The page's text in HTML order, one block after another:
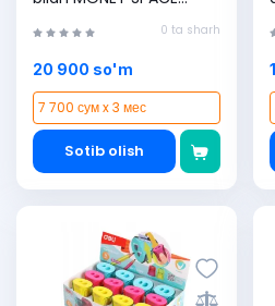
0 ta sharh
20 900 so'm
7 700 сум x 3 мес
Sotib olish